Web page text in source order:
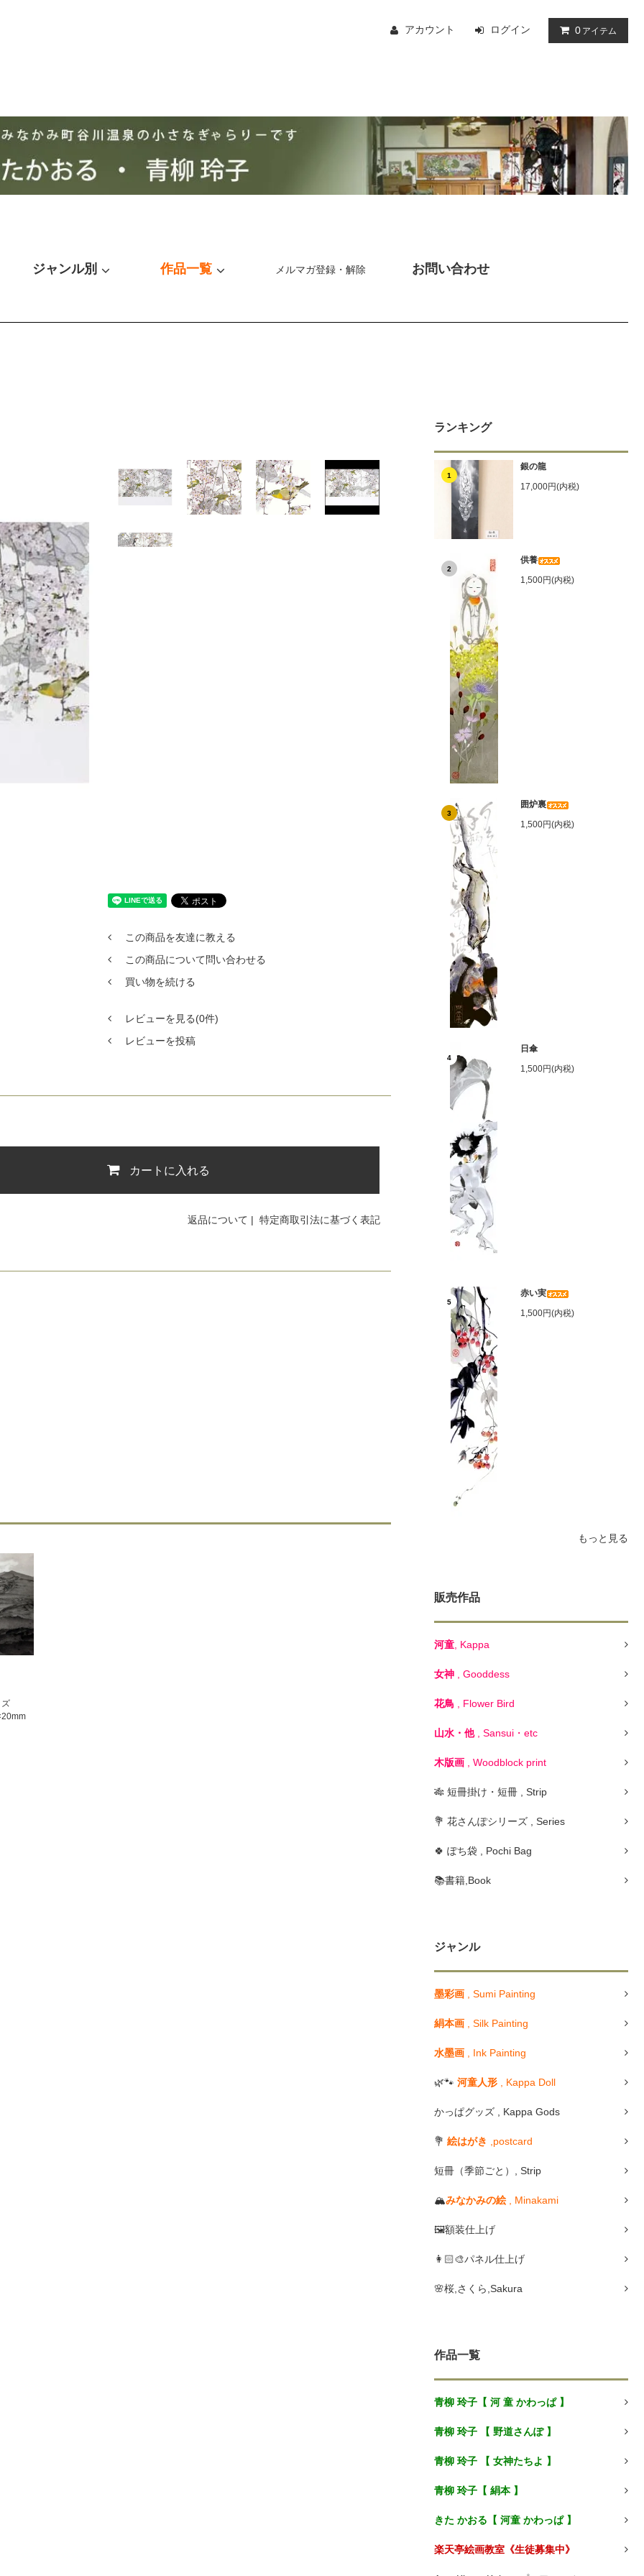
アカウント ログイン 0 アイテム
ジャンル別 作品一覧 メルマガ登録・解除 お問い合わせ
ランキング
1
銀の龍
17,000円(内税)
2
供養
1,500円(内税)
3
囲炉裏
1,500円(内税)
4
日傘
1,500円(内税)
5
赤い実
1,500円(内税)
もっと見る
販売作品
河童, Kappa
女神 , Gooddess
花鳥 , Flower Bird
山水・他, Sansui・etc
木版画 , Woodblock print
🎋 短冊掛け・短冊 , Strip
💐 花さんぽシリーズ , Series
🍀 ぽち袋 , Pochi Bag
📚書籍,Book
ジャンル
墨彩画 , Sumi Painting
絹本画 , Silk Painting
水墨画 , Ink Painting
🌿🐾 河童人形 , Kappa Doll
かっぱグッズ , Kappa Gods
💐 絵はがき ,postcard
短冊（季節ごと）, Strip
🏔みなかみの絵, Minakami
🖼額装仕上げ
👩🏻🎨パネル仕上げ
🌸桜,さくら,Sakura
作品一覧
青柳 玲子【 河 童 かわっぱ 】
青柳 玲子 【 野道さんぽ 】
青柳 玲子 【 女神たちよ 】
青柳 玲子【 絹本 】
きた かおる【 河童 かわっぱ 】
楽天亭絵画教室《生徒募集中》
この商品を友達に教える
この商品について問い合わせる
買い物を続ける
レビューを見る(0件)
レビューを投稿
カートに入れる
返品について | 特定商取引法に基づく表記